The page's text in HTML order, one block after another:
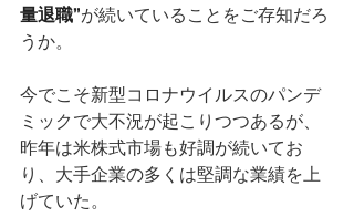
量退職”が続いていることをご存知だろ
うか。
今でこそ新型コロナウイルスのパンデ
ミックで大不況が起こりつつあるが、
昨年は米株式市場も好調が続いてお
り、大手企業の多くは堅調な業績を上
げていた。